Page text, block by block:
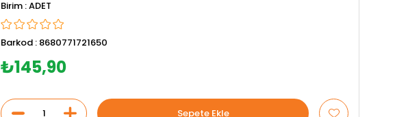
ADET
Barkod : 8680771721650
₺145,90